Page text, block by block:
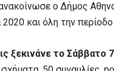
ο Δήμος
και όλη την
ξεκινάνε το Σάββατο